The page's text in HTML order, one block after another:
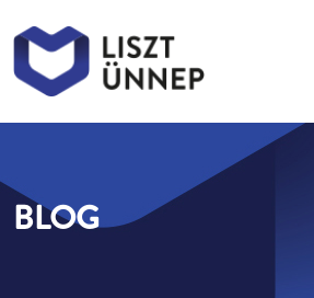
Liszt Ünnep
BLOG
Liszt Ünnep